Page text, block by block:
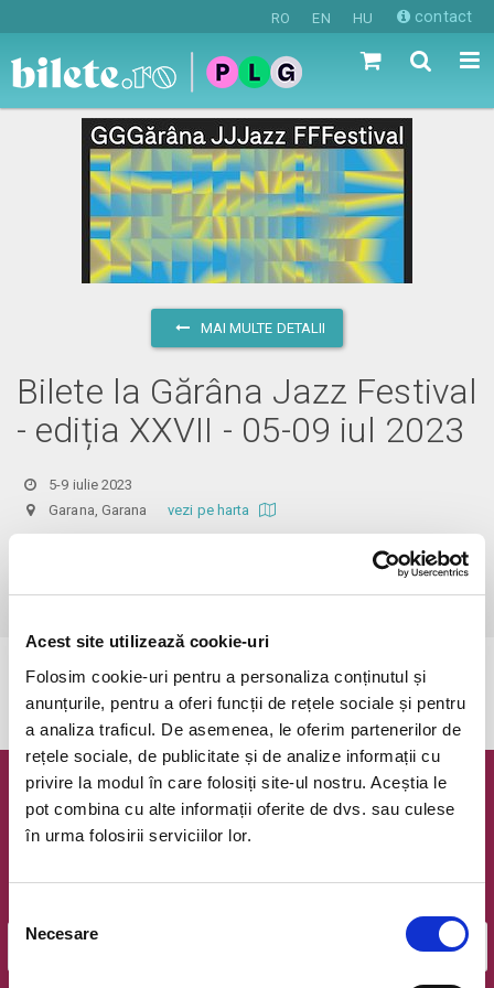
Acest site utilizează cookie-uri
Folosim cookie-uri pentru a personaliza conținutul și
anunțurile, pentru a oferi funcții de rețele sociale și pentru
a analiza traficul. De asemenea, le oferim partenerilor de
rețele sociale, de publicitate și de analize informații cu
privire la modul în care folosiți site-ul nostru. Aceștia le
pot combina cu alte informații oferite de dvs. sau culese
în urma folosirii serviciilor lor.
consimțământului
Necesare
RO EN HU contact
MAI MULTE DETALII
Bilete la Gărâna Jazz Festival
- ediția XXVII - 05-09 iul 2023
5-9 iulie 2023
Garana, Garanavezi pe harta
Abonamentele deja achiziționate sunt valabile pentru întreaga perioadă
a festivalului.
Evenimentul a expirat.
Newsletter @ Bilete.ro